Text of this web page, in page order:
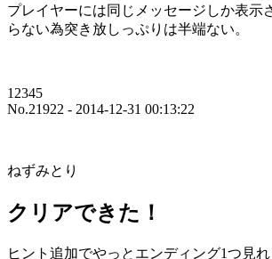
プレイヤーには同じメッセージしか表示
らない為突き放しっぷりは半端ない。
12345
No.21922 - 2014-12-31 00:13:22
ねずみとり
クリアできた！
ヒント追加でやっとエンディング1つ見